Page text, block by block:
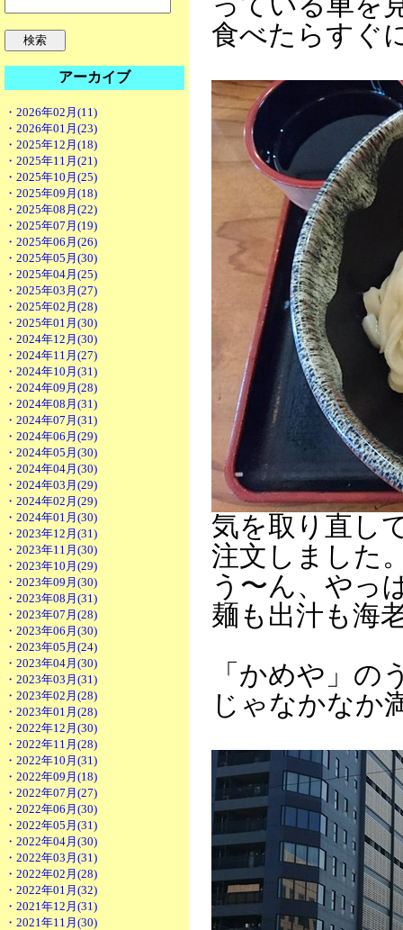
アーカイブ
・2026年02月(11)
・2026年01月(23)
・2025年12月(18)
・2025年11月(21)
・2025年10月(25)
・2025年09月(18)
・2025年08月(22)
・2025年07月(19)
・2025年06月(26)
・2025年05月(30)
・2025年04月(25)
・2025年03月(27)
・2025年02月(28)
・2025年01月(30)
・2024年12月(30)
・2024年11月(27)
・2024年10月(31)
・2024年09月(28)
・2024年08月(31)
・2024年07月(31)
・2024年06月(29)
・2024年05月(30)
・2024年04月(30)
・2024年03月(29)
・2024年02月(29)
・2024年01月(30)
・2023年12月(31)
・2023年11月(30)
・2023年10月(29)
・2023年09月(30)
・2023年08月(31)
・2023年07月(28)
・2023年06月(30)
・2023年05月(24)
・2023年04月(30)
・2023年03月(31)
・2023年02月(28)
・2023年01月(28)
・2022年12月(30)
・2022年11月(28)
・2022年10月(31)
・2022年09月(18)
・2022年07月(27)
・2022年06月(30)
・2022年05月(31)
・2022年04月(30)
・2022年03月(31)
・2022年02月(28)
・2022年01月(32)
・2021年12月(31)
・2021年11月(30)
食べたらすぐ
気を取り直し
注文しました
う〜ん、やっ
麺も出汁も海
「かめや」
じゃなかなか